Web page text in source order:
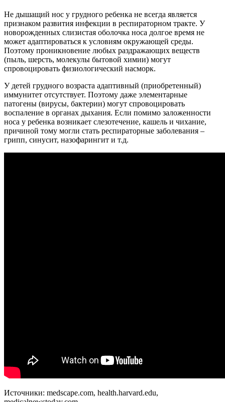
Не дышащий нос у грудного ребенка не всегда является
признаком развития инфекции в респираторном тракте. У
новорожденных слизистая оболочка носа долгое время не
может адаптироваться к условиям окружающей среды.
Поэтому проникновение любых раздражающих веществ
(пыль, шерсть, молекулы бытовой химии) могут
спровоцировать физиологический насморк.
У детей грудного возраста адаптивный (приобретенный)
иммунитет отсутствует. Поэтому даже элементарные
патогены (вирусы, бактерии) могут спровоцировать
воспаление в органах дыхания. Если помимо заложенности
носа у ребенка возникает слезотечение, кашель и чихание,
причиной тому могли стать респираторные заболевания –
грипп, синусит, назофарингит и т.д.
Источники: medscape.com, health.harvard.edu,